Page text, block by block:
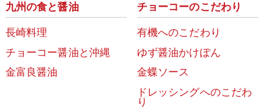
九州の食と醤油
長崎料理
チョーコー醤油と沖縄
金富良醤油
チョーコーのこだわり
有機へのこだわり
ゆず醤油かけぽん
金蝶ソース
ドレッシングへのこだわ
り